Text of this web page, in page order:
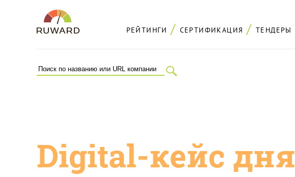
РЕЙТИНГИ СЕРТИФИКАЦИЯ ТЕНДЕРЫ
Digital-кейс дня